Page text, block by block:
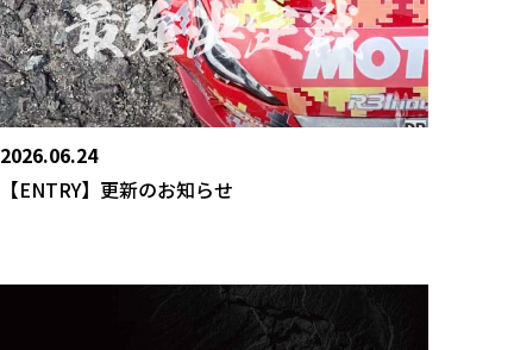
2026.06.24
【ENTRY】更新のお知らせ